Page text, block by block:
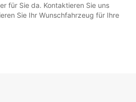
für Sie da. Kontaktieren Sie uns
Sie Ihr Wunschfahrzeug für Ihre